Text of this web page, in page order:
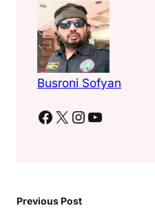
Busroni Sofyan
Facebook X Instagram YouTube
Previous Post